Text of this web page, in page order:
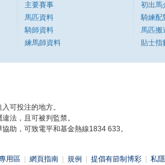
主要賽事
馬匹資料
騎師資料
練馬師資料
初出馬
騎練配
馬匹搬
貼士指
可投注的地方。
法，且可被判監禁。
助，可致電平和基金熱線1834 633。
用區 網頁指南 規例 提倡有節制博彩 私